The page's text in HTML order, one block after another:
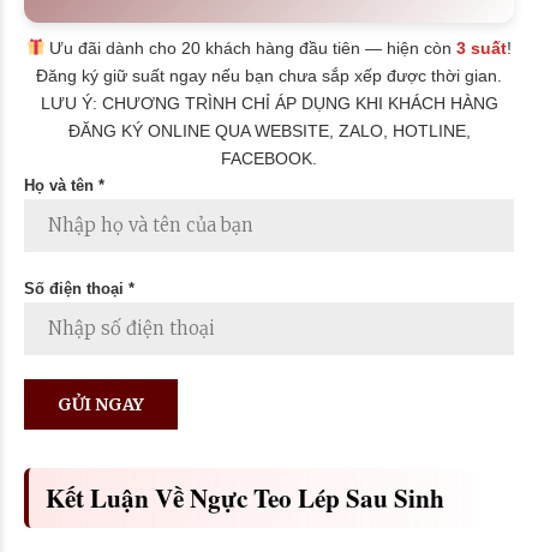
Ưu đãi dành cho 20 khách hàng đầu tiên — hiện còn3 suất!
Đăng ký giữ suất ngay nếu bạn chưa sắp xếp được thời gian.
LƯU Ý: CHƯƠNG TRÌNH CHỈ ÁP DỤNG KHI KHÁCH HÀNG
ĐĂNG KÝ ONLINE QUA WEBSITE, ZALO, HOTLINE,
FACEBOOK.
Họ và tên *
Số điện thoại *
Kết Luận Về Ngực Teo Lép Sau Sinh